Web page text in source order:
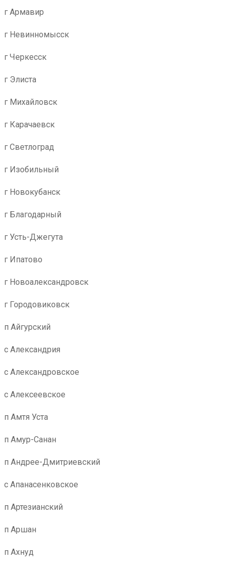
г Армавир
г Невинномысск
г Черкесск
г Элиста
г Михайловск
г Карачаевск
г Светлоград
г Изобильный
г Новокубанск
г Благодарный
г Усть-Джегута
г Ипатово
г Новоалександровск
г Городовиковск
п Айгурский
с Александрия
с Александровское
с Алексеевское
п Амтя Уста
п Амур-Санан
п Андрее-Дмитриевский
с Апанасенковское
п Артезианский
п Аршан
п Ахнуд